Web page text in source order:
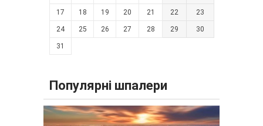
17 18 19 20 21 22 23
24 25 26 27 28 29 30
31
Популярні шпалери